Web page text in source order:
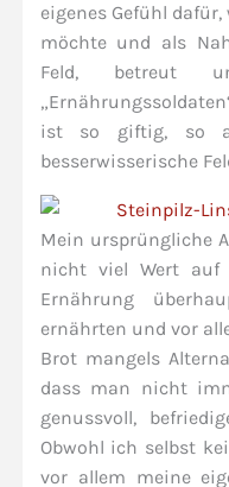
eigenes Gefühl
möchte und als
Feld, betreut
ist so giftig, so
besserwisserische
Mein ursprüngliche
nicht viel Wert auf
Ernährung
ernährten und vor
Brot mangels
dass man nicht
genussvoll,
Obwohl ich selbst
vor allem meine